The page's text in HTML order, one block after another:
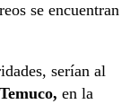
se encuentran
serían al
en la